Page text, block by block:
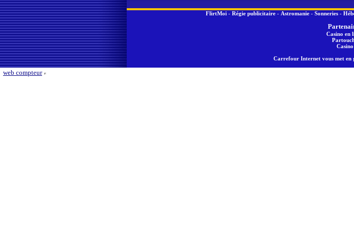
FlirtMoi - Régie publicitaire - Astromanie - Sonneries -
Casino en
Casino
Carrefour Internet vous met en
web compteur